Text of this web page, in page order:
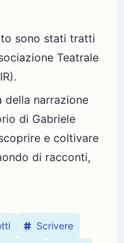
sono stati tratti
Teatrale
della narrazione
di Gabriele
e coltivare
di racconti,
Scrivere